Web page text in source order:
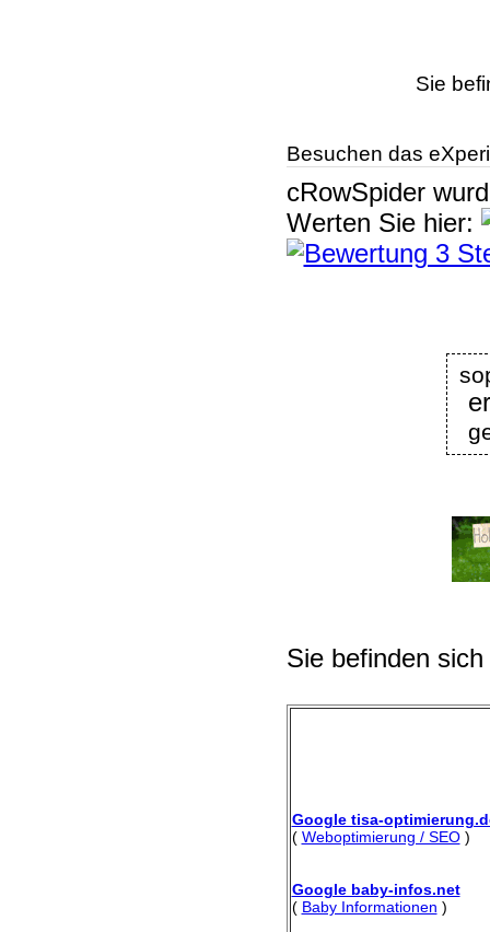
Sie
Besuchen das
cRowSpider
Werten Sie hier:
Sie befinden
Google tisa-
( Weboptimierung / SEO)
Google baby-infos.net
( Baby Informationen )